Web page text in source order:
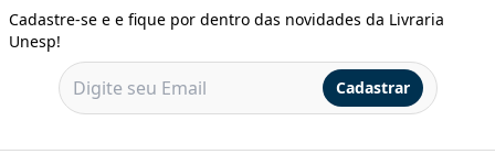
Cadastre-se e e fique por dentro das novidades da Livraria
Unesp!
Cadastrar